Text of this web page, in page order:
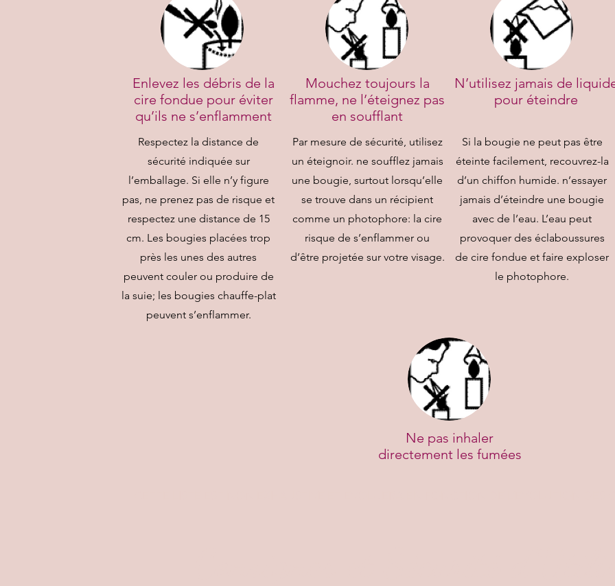
Enlevez les débris de la
cire fondue pour éviter
qu’ils ne s’enflamment
Mouchez toujours la
flamme, ne l’éteignez pas
en soufflant
Respectez la distance de
sécurité indiquée sur
l’emballage. Si elle n’y figure
pas, ne prenez pas de risque et
respectez une distance de 15
cm. Les bougies placées trop
près les unes des autres
peuvent couler ou produire de
la suie; les bougies chauffe-plat
peuvent s’enflammer.
Par mesure de sécurité, utilisez
un éteignoir. ne soufflez jamais
une bougie, surtout lorsqu’elle
se trouve dans un récipient
comme un photophore: la cire
risque de s’enflammer ou
d’être projetée sur votre visage.
N’utilisez jamais de
pour éteindre
Si la bougie ne peut pas être
éteinte facilement, recouvrez-la
d’un chiffon humide. n’essayer
jamais d’éteindre une bougie
avec de l’eau. L’eau peut
provoquer des éclaboussures
de cire fondue et faire exploser
le photophore.
Ne pas inhaler
directement les fumées